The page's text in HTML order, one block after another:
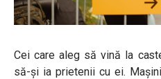
Cei care aleg să vină la
să-și ia prietenii cu ei.